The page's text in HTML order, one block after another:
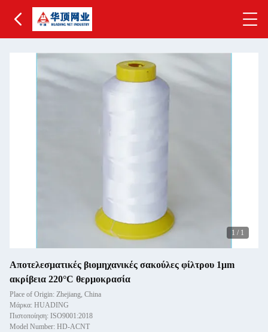
1 / 1
Αποτελεσματικές βιομηχανικές σακούλες φίλτρου 1μm
ακρίβεια 220°C θερμοκρασία
Place of Origin: Zhejiang, China
Μάρκα: HUADING
Πιστοποίηση: ISO9001:2018
Model Number: HD-ACNT